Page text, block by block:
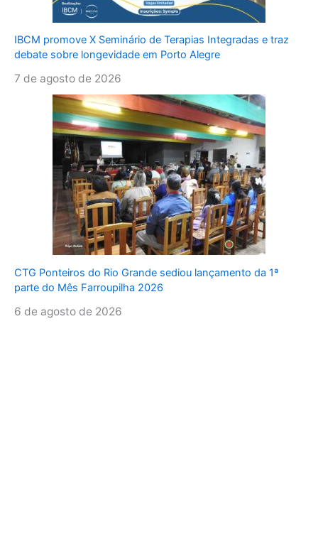
IBCM promove X Seminário de Terapias Integradas e traz
debate sobre longevidade em Porto Alegre
7 de agosto de 2026
CTG Ponteiros do Rio Grande sediou lançamento da 1ª
parte do Mês Farroupilha 2026
6 de agosto de 2026